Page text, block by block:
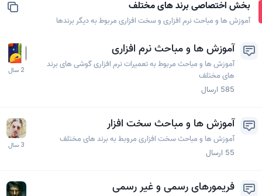
بخش اختصاصی برند های مختلف
آموزش ها و مباحث نرم افزاری و سخت افزاری مربوط به دیگر برندها
آموزش ها و مباحث نرم افزاری
آموزش ها و مباحث مربوط به تعمیرات نرم افزاری گوشی های برند
های مختلف
585
ارسال
آموزش ها و مباحث سخت افزار
آموزش ها و مباحث سخت افزاری مروبط به برند های مختلف
55
ارسال
فریمورهای رسمی و غیر رسمی